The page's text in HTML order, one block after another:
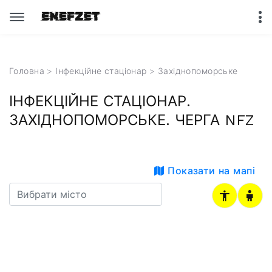
Головна > Інфекційне стаціонар > Західнопоморське
ІНФЕКЦІЙНЕ СТАЦІОНАР.
ЗАХІДНОПОМОРСЬКЕ. ЧЕРГА NFZ
Показати на мапі